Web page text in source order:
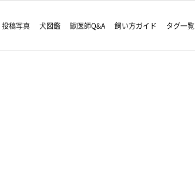
投稿写真 犬図鑑 獣医師Q&A 飼い方ガイド タグ一覧